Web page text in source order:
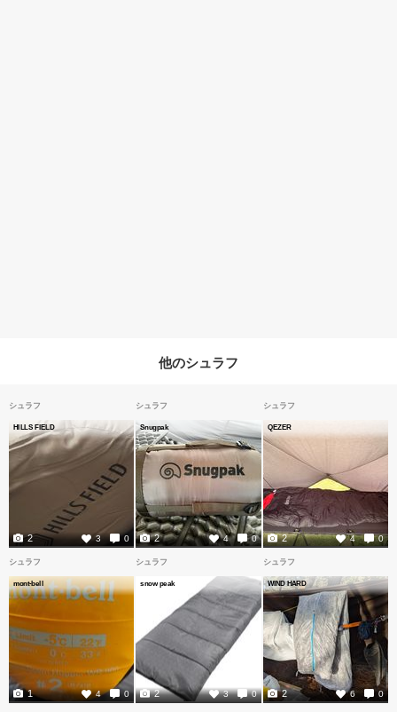
他のシュラフ
シュラフ
HILLS FIELD
3 0
2
シュラフ
Snugpak
4 0
2
シュラフ
QEZER
4 0
2
シュラフ
mont-bell
4 0
1
シュラフ
snow peak
3 0
2
シュラフ
WIND HARD
6 0
2